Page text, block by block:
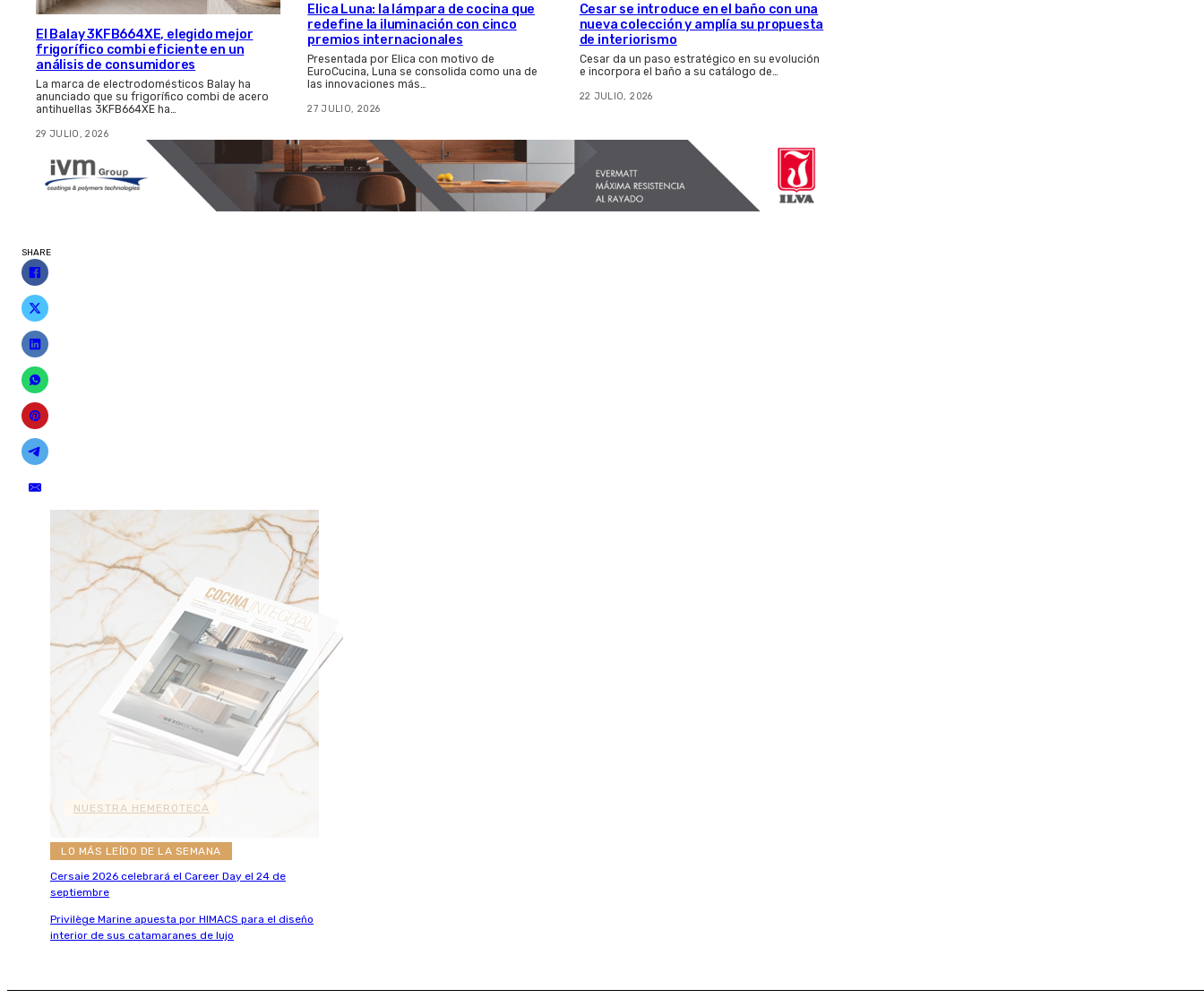
El Balay 3KFB664XE, elegido mejor
frigorífico combi eficiente en un
análisis de consumidores
La marca de electrodomésticos Balay ha
anunciado que su frigorífico combi de acero
antihuellas 3KFB664XE ha…
29 JULIO, 2026
Elica Luna: la lámpara de cocina que
redefine la iluminación con cinco
premios internacionales
Presentada por Elica con motivo de
EuroCucina, Luna se consolida como una de
las innovaciones más…
27 JULIO, 2026
Cesar se introduce en el baño con una
nueva colección y amplía su propuesta
de interiorismo
Cesar da un paso estratégico en su evolución
e incorpora el baño a su catálogo de…
22 JULIO, 2026
SHARE
NUESTRA HEMEROTECA
LO MÁS LEÍDO DE LA SEMANA
Cersaie 2026 celebrará el Career Day el 24 de
septiembre
Privilège Marine apuesta por HIMACS para el diseño
interior de sus catamaranes de lujo